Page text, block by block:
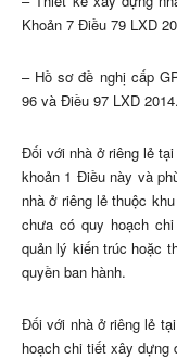
Khoản 7 Điều 79 LXD
– Hồ sơ đề nghị cấp
96 và Điều 97 LXD 2014.
Đối với nhà ở riêng lẻ
khoản 1 Điều này và
nhà ở riêng lẻ thuộc
chưa có quy hoạch
quản lý kiến trúc hoặc
quyền ban hành.
Đối với nhà ở riêng lẻ
hoạch chi tiết xây dựng